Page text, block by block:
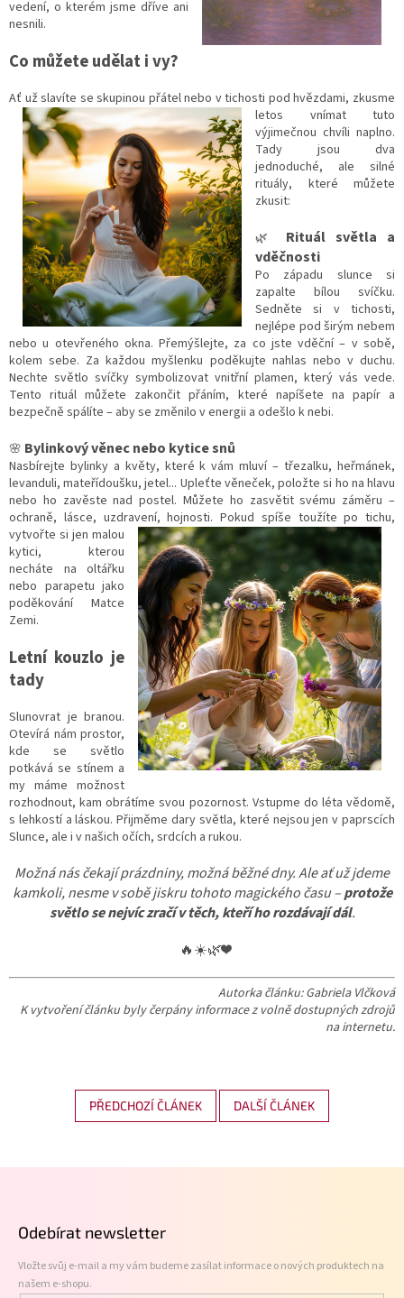
vedení, o kterém jsme dříve ani
nesnili.
Co můžete udělat i vy?
Ať už slavíte se skupinou přátel nebo v tichosti pod hvězdami, zkusme
letos vnímat tuto
výjimečnou chvíli naplno.
Tady jsou dva
jednoduché, ale silné
rituály, které můžete
zkusit:
🌿
Rituál světla a
vděčnosti
Po západu slunce si
zapalte bílou svíčku.
Sedněte si v tichosti,
nejlépe pod širým nebem
nebo u otevřeného okna. Přemýšlejte, za co jste vděční – v sobě,
kolem sebe. Za každou myšlenku poděkujte nahlas nebo v duchu.
Nechte světlo svíčky symbolizovat vnitřní plamen, který vás vede.
Tento rituál můžete zakončit přáním, které napíšete na papír a
bezpečně spálíte – aby se změnilo v energii a odešlo k nebi.
🌸 Bylinkový věnec nebo kytice snů
Nasbírejte bylinky a květy, které k vám mluví – třezalku, heřmánek,
levanduli, mateřídoušku, jetel... Upleťte věneček, položte si ho na hlavu
nebo ho zavěste nad postel. Můžete ho zasvětit svému záměru –
ochraně, lásce, uzdravení, hojnosti. Pokud spíše toužíte po tichu,
vytvořte si jen malou
kytici, kterou
necháte na oltářku
nebo parapetu jako
poděkování Matce
Zemi.
Letní kouzlo je
tady
Slunovrat je branou.
Otevírá nám prostor,
kde se světlo
potkává se stínem a
my máme možnost
rozhodnout, kam obrátíme svou pozornost. Vstupme do léta vědomě,
s lehkostí a láskou. Přijměme dary světla, které nejsou jen v paprscích
Slunce, ale i v našich očích, srdcích a rukou.
Možná nás čekají prázdniny, možná běžné dny. Ale ať už jdeme
kamkoli, nesme v sobě jiskru tohoto magického času –protože
světlo se nejvíc zračí v těch, kteří ho rozdávají dál.
🔥☀️🌿❤️
Autorka článku: Gabriela Vlčková
K vytvoření článku byly čerpány informace z volně dostupných zdrojů
na internetu.
PŘEDCHOZÍ ČLÁNEK DALŠÍ ČLÁNEK
Odebírat newsletter
Vložte svůj e-mail a my vám budeme zasílat informace o nových produktech na
našem e-shopu.